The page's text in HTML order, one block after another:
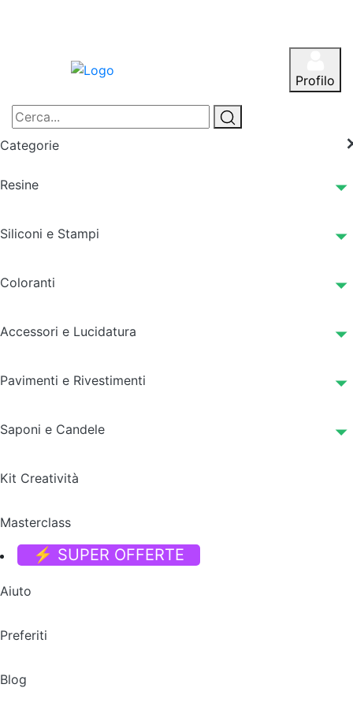
Profilo
Categorie
Resine
Siliconi e Stampi
Coloranti
Accessori e Lucidatura
Pavimenti e Rivestimenti
Saponi e Candele
Kit Creatività
Masterclass
⚡ SUPER OFFERTE
Aiuto
Preferiti
Blog